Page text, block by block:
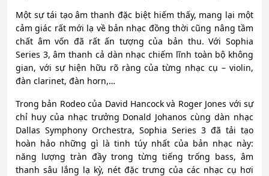
Một sự tái tạo âm thanh đặc biệt hiếm thấy, mang lại một
cảm giác rất mới lạ về bản nhạc đồng thời cũng nâng tầm
chất âm vốn đã rất ấn tượng của bản thu. Với Sophia
Series 3, âm thanh cả dàn nhạc chiếm lĩnh toàn bộ không
gian, với sự hiện hữu rõ ràng của từng nhạc cụ – violin,
đàn clarinet, đàn horn,…
Trong bản Rodeo của David Hancock và Roger Jones với sự
chỉ huy của nhạc trưởng Donald Johanos cùng dàn nhạc
Dallas Symphony Orchestra, Sophia Series 3 đã tải tạo
hoàn hảo những gì là tinh túy nhất của bản nhạc này:
năng lượng tràn đầy trong từng tiếng trống bass, âm
thanh sâu lắng lạ kỳ, nét đặc trưng của các nhạc cụ hơi